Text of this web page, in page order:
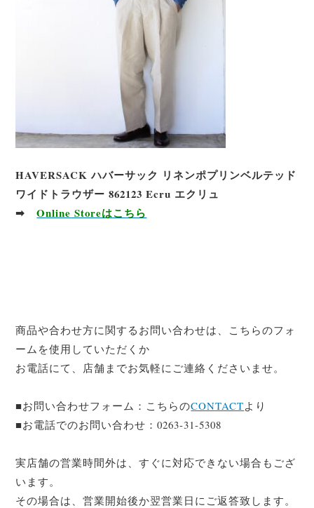
HAVERSACK ハバーサック リネンポプリンベルテッド
ワイドトラウザー 862123 Ecru エクリュ
➡
Online Storeはこちら
商品や合わせ方に関するお問い合わせは、こちらのフォ
ームを使用していただくか
お電話にて、店舗までお気軽にご連絡くださいませ。
■お問い合わせフォーム：こちらのCONTACTより
■お電話でのお問い合わせ：0263-31-5308
実店舗の営業時間外は、すぐに対応できない場合もござ
います。
その場合は、営業開始後か翌営業日にご返答致します。